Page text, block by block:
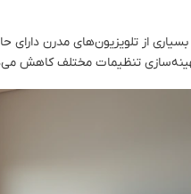
تنظیمات مختلف کاهش